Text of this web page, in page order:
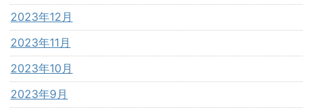
2023年12月
2023年11月
2023年10月
2023年9月